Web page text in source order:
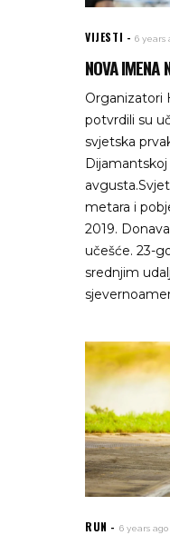
VIJESTI 6 years
NOVA IMENA
Organizatori
potvrdili su
svjetska
Dijamantskoj
metara i
2019.
učešće. 23-
srednjim
RUN 6 years ago